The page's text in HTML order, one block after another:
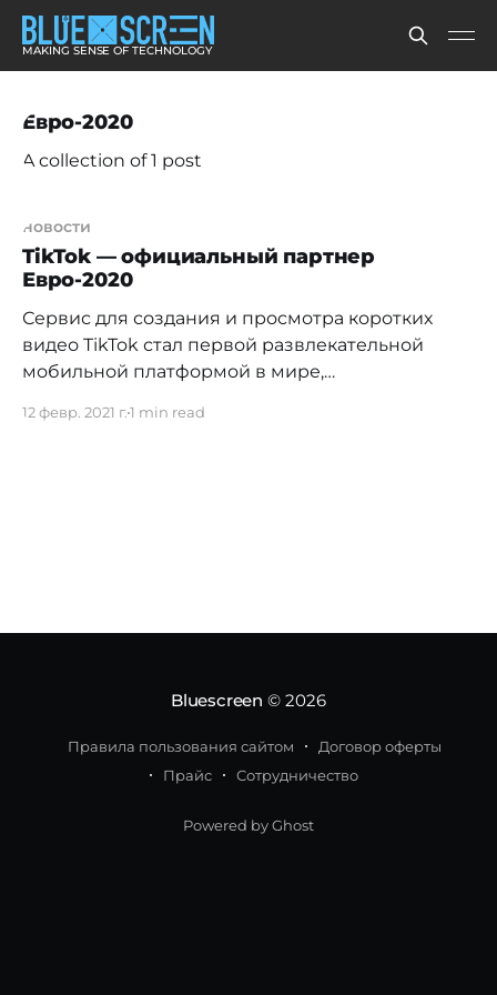
MAKING SENSE OF TECHNOLOGY
Евро-2020
A collection of 1 post
новости
TikTok — официальный партнер
Евро-2020
Сервис для создания и просмотра коротких
видео TikTok стал первой развлекательной
мобильной платформой в мире,
Евро-2020. В рамках партнерства TikTok
12 февр. 2021 г.1 min read
Bluescreen © 2026
Правила пользования сайтом
Договор оферты
Прайс
Сотрудничество
Powered by Ghost